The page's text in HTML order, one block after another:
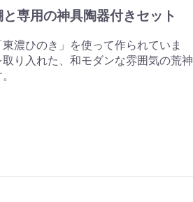
専用の神具陶器付きセット
濃ひのき」を使って作られていま
り入れた、和モダンな雰囲気の荒神